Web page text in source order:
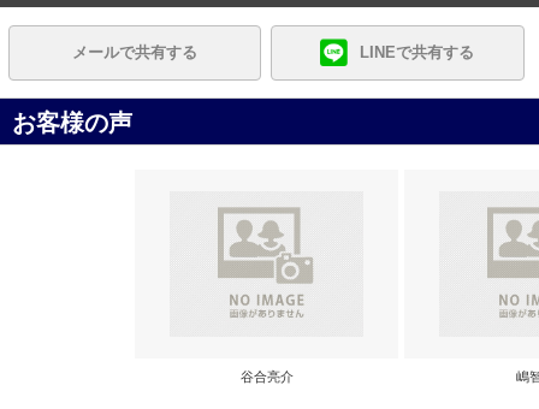
メールで共有する LINEで共有する
お客様の声
谷合亮介 嶋